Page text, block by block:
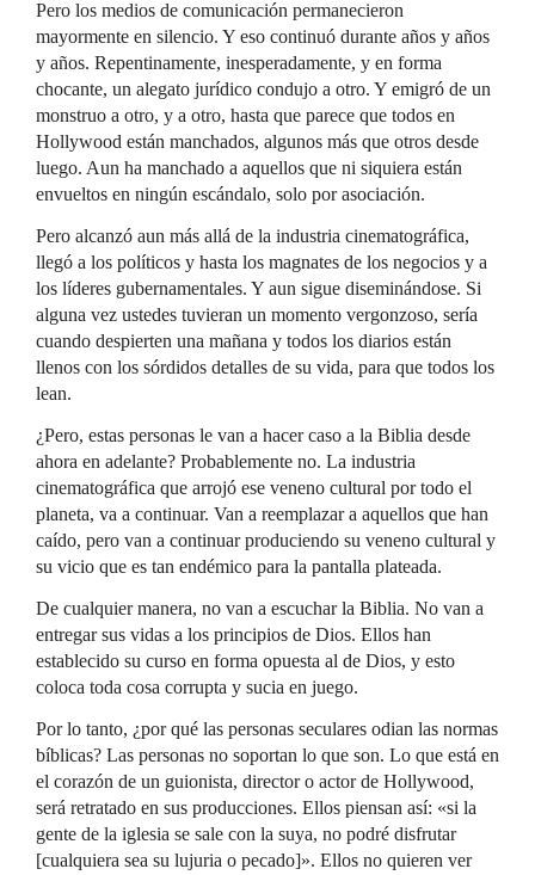
Pero los medios de comunicación permanecieron
mayormente en silencio. Y eso continuó durante años y años
y años. Repentinamente, inesperadamente, y en forma
chocante, un alegato jurídico condujo a otro. Y emigró de un
monstruo a otro, y a otro, hasta que parece que todos en
Hollywood están manchados, algunos más que otros desde
luego. Aun ha manchado a aquellos que ni siquiera están
envueltos en ningún escándalo, solo por asociación.
Pero alcanzó aun más allá de la industria cinematográfica,
llegó a los políticos y hasta los magnates de los negocios y a
los líderes gubernamentales. Y aun sigue diseminándose. Si
alguna vez ustedes tuvieran un momento vergonzoso, sería
cuando despierten una mañana y todos los diarios están
llenos con los sórdidos detalles de su vida, para que todos los
lean.
¿Pero, estas personas le van a hacer caso a la Biblia desde
ahora en adelante? Probablemente no. La industria
cinematográfica que arrojó ese veneno cultural por todo el
planeta, va a continuar. Van a reemplazar a aquellos que han
caído, pero van a continuar produciendo su veneno cultural y
su vicio que es tan endémico para la pantalla plateada.
De cualquier manera, no van a escuchar la Biblia. No van a
entregar sus vidas a los principios de Dios. Ellos han
establecido su curso en forma opuesta al de Dios, y esto
coloca toda cosa corrupta y sucia en juego.
Por lo tanto, ¿por qué las personas seculares odian las normas
bíblicas? Las personas no soportan lo que son. Lo que está en
el corazón de un guionista, director o actor de Hollywood,
será retratado en sus producciones. Ellos piensan así: «si la
gente de la iglesia se sale con la suya, no podré disfrutar
[cualquiera sea su lujuria o pecado]». Ellos no quieren ver